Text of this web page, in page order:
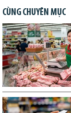
CÙNG CHUYÊN MỤC